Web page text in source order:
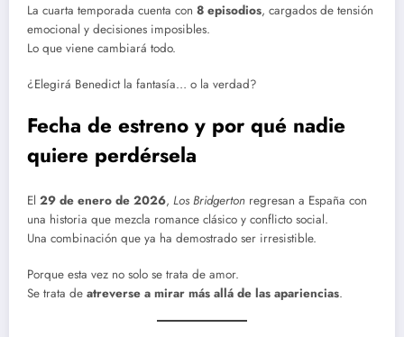
La cuarta temporada cuenta con 8 episodios, cargados de tensión
emocional y decisiones imposibles.
Lo que viene cambiará todo.
¿Elegirá Benedict la fantasía… o la verdad?
Fecha de estreno y por qué nadie
quiere perdérsela
El 29 de enero de 2026, Los Bridgerton regresan a España con
una historia que mezcla romance clásico y conflicto social.
Una combinación que ya ha demostrado ser irresistible.
Porque esta vez no solo se trata de amor.
Se trata de atreverse a mirar más allá de las apariencias.